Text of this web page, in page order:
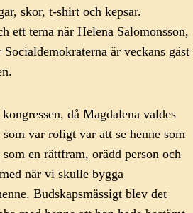
skor, t-shirt och kepsar.
ett tema när Helena Salomonsson,
är veckans gäst
då Magdalena valdes
var roligt var att se henne som
en rättfram, orädd person och
när vi skulle bygga
Budskapsmässigt blev det